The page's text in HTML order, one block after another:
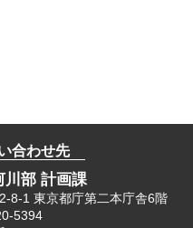
合わせ先
川部 計画課
8-1 東京都庁第二本庁舎6階
5394